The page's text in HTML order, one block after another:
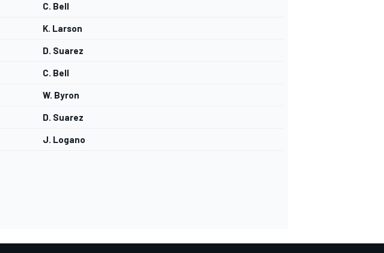
C. Bell
K. Larson
D. Suarez
C. Bell
W. Byron
D. Suarez
J. Logano